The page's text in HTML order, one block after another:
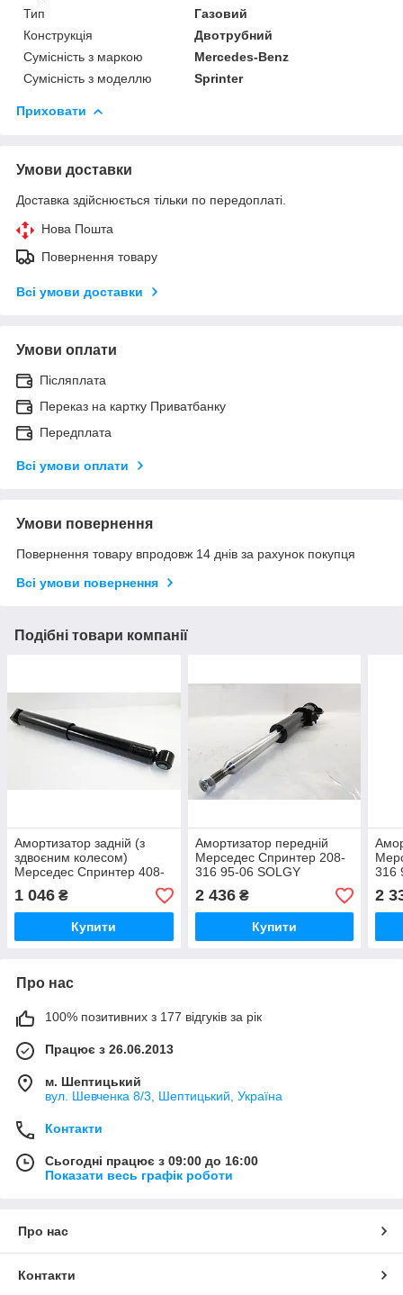
Тип
Газовий
Конструкція
Двотрубний
Сумісність з маркою
Mercedes-Benz
Сумісність з моделлю
Sprinter
Приховати
Умови доставки
Доставка здійснюється тільки по передоплаті.
Нова Пошта
Повернення товару
Всі умови доставки
Умови оплати
Післяплата
Переказ на картку Приватбанку
Передплата
Всі умови оплати
Умови повернення
Повернення товару впродовж 14 днів за рахунок покупця
Всі умови повернення
Подібні товари компанії
Амортизатор задній (з
здвоєним колесом)
Мерседес Спринтер 408-
416 1995-2006
Denckermann (Польща)
DSF011O
1 046 ₴
Купити
Амортизатор передній
Мерседес Спринтер 208-
316 95-06 SOLGY
(Іспанія) 211001
2 436₴
Купити
316
2
Про нас
100% позитивних з 177 відгуків за рік
Працює з 26.06.2013
м. Шептицький
вул. Шевченка 8/3, Шептицький, Україна
Контакти
Сьогодні працює з 09:00 до 16:00
Показати весь графік роботи
Про нас
Контакти